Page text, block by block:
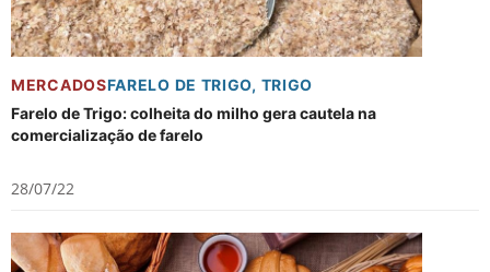
MERCADOSFARELO DE TRIGO, TRIGO
Farelo de Trigo: colheita do milho gera cautela na
comercialização de farelo
28/07/22